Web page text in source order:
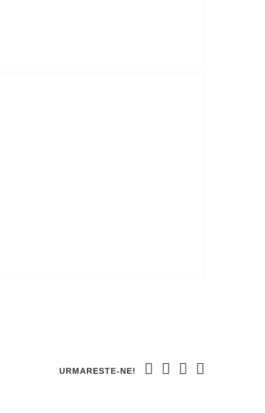
URMARESTE-NE!